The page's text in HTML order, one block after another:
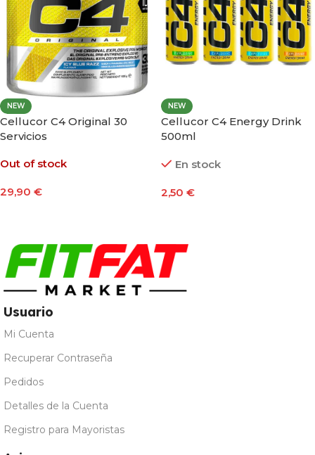
NEW
Cellucor C4 Original 30
Servicios
Out of stock
29,90 €
NEW
Cellucor C4 Energy Drink
500ml
En stock
2,50 €
Usuario
Mi Cuenta
Recuperar Contraseña
Pedidos
Detalles de la Cuenta
Registro para Mayoristas